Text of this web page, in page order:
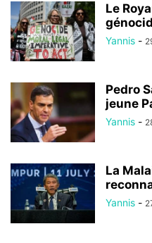
Le
Yannis -
Pedro
jeune
Yannis -
La
Yannis -